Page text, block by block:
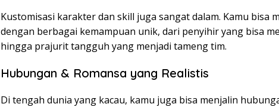
Kustomisasi karakter dan skill juga sangat dalam. Kamu bisa
dengan berbagai kemampuan unik, dari penyihir yang bisa
hingga prajurit tangguh yang menjadi tameng tim.
Hubungan & Romansa yang Realistis
Di tengah dunia yang kacau, kamu juga bisa menjalin